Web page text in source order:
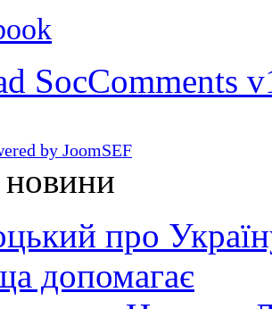
SocComments
by JoomSEF
новини
про
допомагає